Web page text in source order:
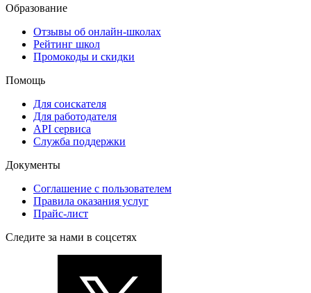
Образование
Отзывы об онлайн-школах
Рейтинг школ
Промокоды и скидки
Помощь
Для соискателя
Для работодателя
API сервиса
Служба поддержки
Документы
Соглашение с пользователем
Правила оказания услуг
Прайс-лист
Следите за нами в соцсетях